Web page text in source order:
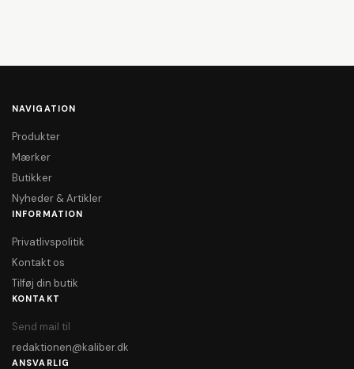
NAVIGATION
Produkter
Mærker
Butikker
Nyheder & Artikler
INFORMATION
Privatlivspolitik
Kontakt os
Tilføj din butik
KONTAKT
Send mail til
redaktionen@kaliber.dk
ANSVARLIG